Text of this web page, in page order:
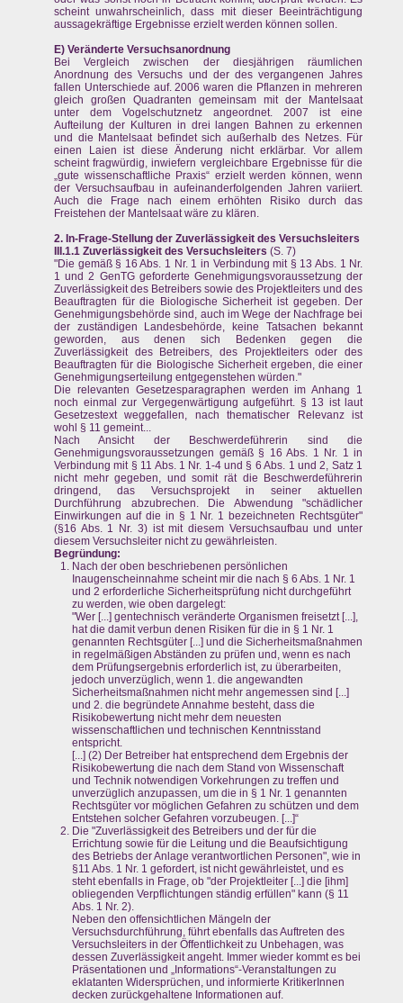
scheint unwahrscheinlich, dass mit dieser Beeinträchtigung
aussagekräftige Ergebnisse erzielt werden können sollen.
E) Veränderte Versuchsanordnung
Bei Vergleich zwischen der diesjährigen räumlichen
Anordnung des Versuchs und der des vergangenen Jahres
fallen Unterschiede auf. 2006 waren die Pflanzen in mehreren
gleich großen Quadranten gemeinsam mit der Mantelsaat
unter dem Vogelschutznetz angeordnet. 2007 ist eine
Aufteilung der Kulturen in drei langen Bahnen zu erkennen
und die Mantelsaat befindet sich außerhalb des Netzes. Für
einen Laien ist diese Änderung nicht erklärbar. Vor allem
scheint fragwürdig, inwiefern vergleichbare Ergebnisse für die
„gute wissenschaftliche Praxis“ erzielt werden können, wenn
der Versuchsaufbau in aufeinanderfolgenden Jahren variiert.
Auch die Frage nach einem erhöhten Risiko durch das
Freistehen der Mantelsaat wäre zu klären.
2. In-Frage-Stellung der Zuverlässigkeit des Versuchsleiters
III.1.1 Zuverlässigkeit des Versuchsleiters (S. 7)
"Die gemäß § 16 Abs. 1 Nr. 1 in Verbindung mit § 13 Abs. 1 Nr.
1 und 2 GenTG geforderte Genehmigungsvoraussetzung der
Zuverlässigkeit des Betreibers sowie des Projektleiters und des
Beauftragten für die Biologische Sicherheit ist gegeben. Der
Genehmigungsbehörde sind, auch im Wege der Nachfrage bei
der zuständigen Landesbehörde, keine Tatsachen bekannt
geworden, aus denen sich Bedenken gegen die
Zuverlässigkeit des Betreibers, des Projektleiters oder des
Beauftragten für die Biologische Sicherheit ergeben, die einer
Genehmigungserteilung entgegenstehen würden."
Die relevanten Gesetzesparagraphen werden im Anhang 1
noch einmal zur Vergegenwärtigung aufgeführt. § 13 ist laut
Gesetzestext weggefallen, nach thematischer Relevanz ist
wohl § 11 gemeint...
Nach Ansicht der Beschwerdeführerin sind die
Genehmigungsvoraussetzungen gemäß § 16 Abs. 1 Nr. 1 in
Verbindung mit § 11 Abs. 1 Nr. 1-4 und § 6 Abs. 1 und 2, Satz 1
nicht mehr gegeben, und somit rät die Beschwerdeführerin
dringend, das Versuchsprojekt in seiner aktuellen
Durchführung abzubrechen. Die Abwendung "schädlicher
Einwirkungen auf die in § 1 Nr. 1 bezeichneten Rechtsgüter"
(§16 Abs. 1 Nr. 3) ist mit diesem Versuchsaufbau und unter
diesem Versuchsleiter nicht zu gewährleisten.
Begründung:
Nach der oben beschriebenen persönlichen
Inaugenscheinnahme scheint mir die nach § 6 Abs. 1 Nr. 1
und 2 erforderliche Sicherheitsprüfung nicht durchgeführt
zu werden, wie oben dargelegt:
"Wer [...] gentechnisch veränderte Organismen freisetzt [...],
hat die damit verbun denen Risiken für die in § 1 Nr. 1
genannten Rechtsgüter [...] und die Sicherheitsmaßnahmen
in regelmäßigen Abständen zu prüfen und, wenn es nach
dem Prüfungsergebnis erforderlich ist, zu überarbeiten,
jedoch unverzüglich, wenn 1. die angewandten
Sicherheitsmaßnahmen nicht mehr angemessen sind [...]
und 2. die begründete Annahme besteht, dass die
Risikobewertung nicht mehr dem neuesten
wissenschaftlichen und technischen Kenntnisstand
entspricht.
[...] (2) Der Betreiber hat entsprechend dem Ergebnis der
Risikobewertung die nach dem Stand von Wissenschaft
und Technik notwendigen Vorkehrungen zu treffen und
unverzüglich anzupassen, um die in § 1 Nr. 1 genannten
Rechtsgüter vor möglichen Gefahren zu schützen und dem
Entstehen solcher Gefahren vorzubeugen. [...]“
Die "Zuverlässigkeit des Betreibers und der für die
Errichtung sowie für die Leitung und die Beaufsichtigung
des Betriebs der Anlage verantwortlichen Personen", wie in
§11 Abs. 1 Nr. 1 gefordert, ist nicht gewährleistet, und es
steht ebenfalls in Frage, ob "der Projektleiter [...] die [ihm]
obliegenden Verpflichtungen ständig erfüllen" kann (§ 11
Abs. 1 Nr. 2).
Neben den offensichtlichen Mängeln der
Versuchsdurchführung, führt ebenfalls das Auftreten des
Versuchsleiters in der Öffentlichkeit zu Unbehagen, was
dessen Zuverlässigkeit angeht. Immer wieder kommt es bei
Präsentationen und „Informations“-Veranstaltungen zu
eklatanten Widersprüchen, und informierte KritikerInnen
decken zurückgehaltene Informationen auf.